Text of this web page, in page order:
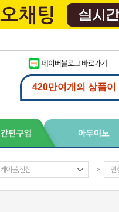
케이블,전선 > 연